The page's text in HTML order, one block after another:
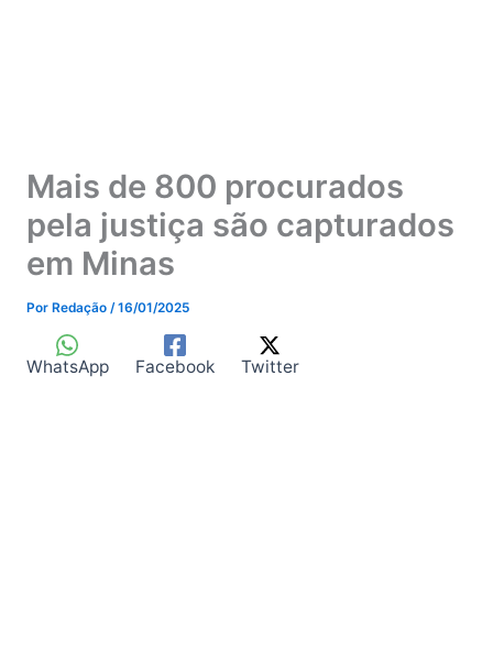
Mais de 800 procurados
pela justiça são capturados
em Minas
Por Redação /16/01/2025
WhatsApp Facebook Twitter